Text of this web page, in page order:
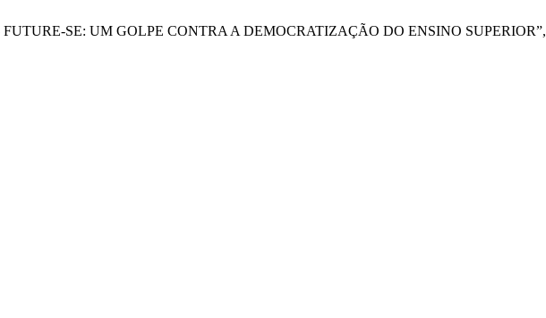
- FUTURE-SE: UM GOLPE CONTRA A DEMOCRATIZAÇÃO DO ENSINO SUPERIOR”,